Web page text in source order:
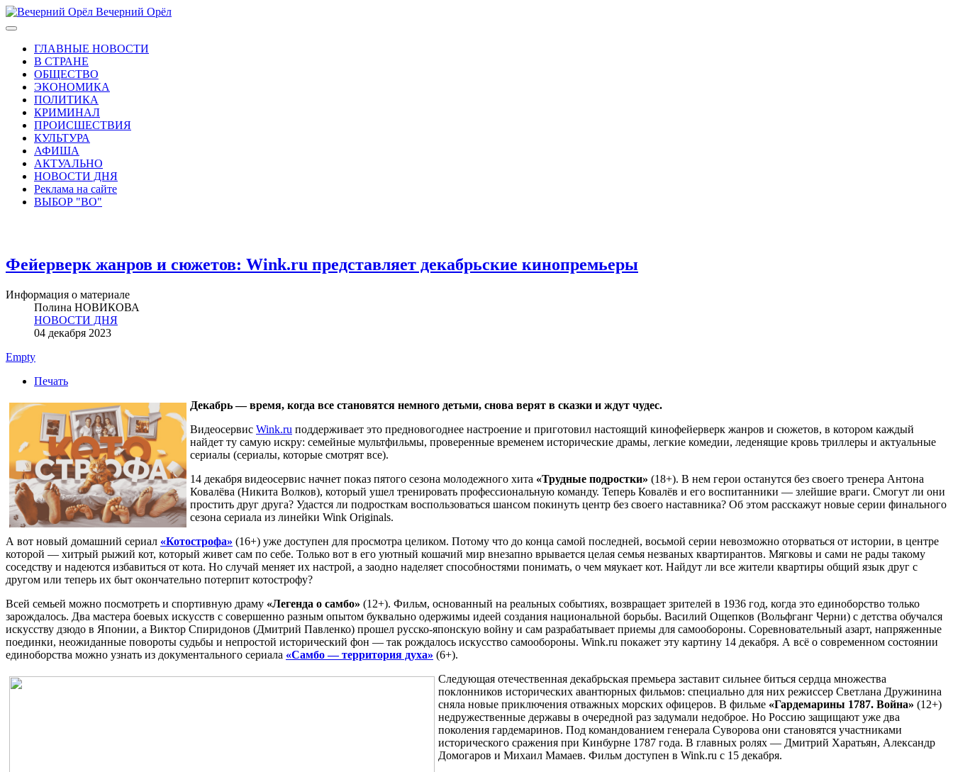
Вечерний Орёл
ГЛАВНЫЕ НОВОСТИ
В СТРАНЕ
ОБЩЕСТВО
ЭКОНОМИКА
ПОЛИТИКА
КРИМИНАЛ
ПРОИСШЕСТВИЯ
КУЛЬТУРА
АФИША
АКТУАЛЬНО
НОВОСТИ ДНЯ
Реклама на сайте
ВЫБОР "ВО"
Фейерверк жанров и сюжетов: Wink.ru представляет декабрьские кинопремьеры
Информация о материале
Полина НОВИКОВА
НОВОСТИ ДНЯ
04 декабря 2023
Empty
Печать
Декабрь — время, когда все становятся немного детьми, снова верят в сказки и ждут чудес.
Видеосервис Wink.ru поддерживает это предновогоднее настроение и приготовил настоящий кинофейерверк жанров и сюжетов, в котором каждый
найдет ту самую искру: семейные мультфильмы, проверенные временем исторические драмы, легкие комедии, леденящие кровь триллеры и актуальные
сериалы (сериалы, которые смотрят все).
14 декабря видеосервис начнет показ пятого сезона молодежного хита «Трудные подростки» (18+). В нем герои останутся без своего тренера Антона
Ковалёва (Никита Волков), который ушел тренировать профессиональную команду. Теперь Ковалёв и его воспитанники — злейшие враги. Смогут ли они
простить друг друга? Удастся ли подросткам воспользоваться шансом покинуть центр без своего наставника? Об этом расскажут новые серии финального
сезона сериала из линейки Wink Originals.
А вот новый домашний сериал «Котострофа» (16+) уже доступен для просмотра целиком. Потому что до конца самой последней, восьмой серии невозможно оторваться от истории, в центре
которой — хитрый рыжий кот, который живет сам по себе. Только вот в его уютный кошачий мир внезапно врывается целая семья незваных квартирантов. Мягковы и сами не рады такому
соседству и надеются избавиться от кота. Но случай меняет их настрой, а заодно наделяет способностями понимать, о чем мяукает кот. Найдут ли все жители квартиры общий язык друг с
другом или теперь их быт окончательно потерпит котострофу?
Всей семьей можно посмотреть и спортивную драму «Легенда о самбо» (12+). Фильм, основанный на реальных событиях, возвращает зрителей в 1936 год, когда это единоборство только
зарождалось. Два мастера боевых искусств с совершенно разным опытом буквально одержимы идеей создания национальной борьбы. Василий Ощепков (Вольфганг Черни) с детства обучался
искусству дзюдо в Японии, а Виктор Спиридонов (Дмитрий Павленко) прошел русско-японскую войну и сам разрабатывает приемы для самообороны. Соревновательный азарт, напряженные
поединки, неожиданные повороты судьбы и непростой исторический фон — так рождалось искусство самообороны. Wink.ru покажет эту картину 14 декабря. А всё о современном состоянии
единоборства можно узнать из документального сериала «Самбо — территория духа» (6+).
Следующая отечественная декабрьская премьера заставит сильнее биться сердца множества
поклонников исторических авантюрных фильмов: специально для них режиссер Светлана Дружинина
сняла новые приключения отважных морских офицеров. В фильме «Гардемарины 1787. Война» (12+)
недружественные державы в очередной раз задумали недоброе. Но Россию защищают уже два
поколения гардемаринов. Под командованием генерала Суворова они становятся участниками
исторического сражения при Кинбурне 1787 года. В главных ролях — Дмитрий Харатьян, Александр
Домогаров и Михаил Мамаев. Фильм доступен в Wink.ru с 15 декабря.